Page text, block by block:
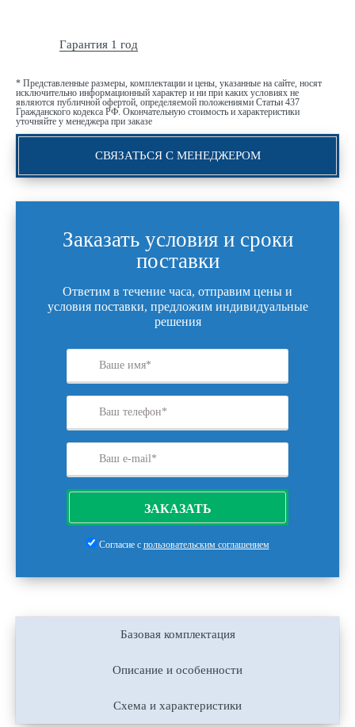
Гарантия 1 год
* Представленные размеры, комплектации и цены, указанные на сайте, носят
исключительно информационный характер и ни при каких условиях не
являются публичной офертой, определяемой положениями Статьи 437
Гражданского кодекса РФ. Окончательную стоимость и характеристики
уточняйте у менеджера при заказе
СВЯЗАТЬСЯ С МЕНЕДЖЕРОМ
Заказать условия и сроки
поставки
Ответим в течение часа, отправим цены и
условия поставки, предложим индивидуальные
решения
ЗАКАЗАТЬ
Согласие с пользовательским соглашением
Базовая комплектация
Описание и особенности
Схема и характеристики